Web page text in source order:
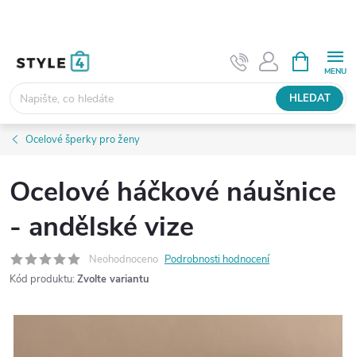
HLEDAT
NÁKUPNÍ
KOŠÍK
Ocelové šperky pro ženy
Ocelové háčkové náušnice
- andělské vize
Neohodnoceno Podrobnosti hodnocení
Kód produktu: Zvolte variantu